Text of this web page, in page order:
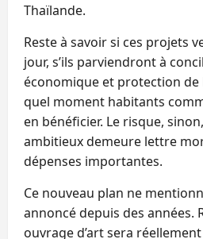
Thaïlande.
Reste à savoir si ces projets
jour, s’ils parviendront à
économique et protection de
quel moment habitants
en bénéficier. Le risque,
ambitieux demeure lettre
dépenses importantes.
Ce nouveau plan ne
annoncé depuis des années.
ouvrage d’art sera